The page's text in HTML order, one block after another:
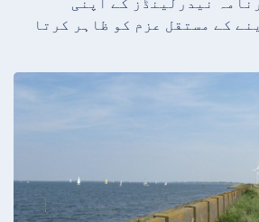
کے مستقل عزم کو ظاہر کرتا